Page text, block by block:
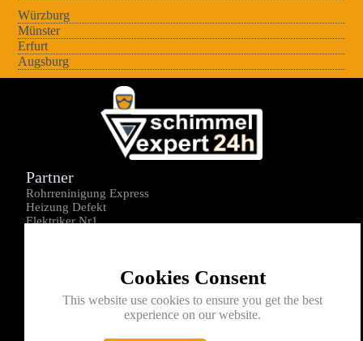
Würzburg
Münster
Erfurt
Augsburg
Cookies Consent
This website use cookies to ensure you get the best
experience on our website.
Partner
Rohrreninigung Express
Heizung Defekt
Elektriker Nr1
Kontakt